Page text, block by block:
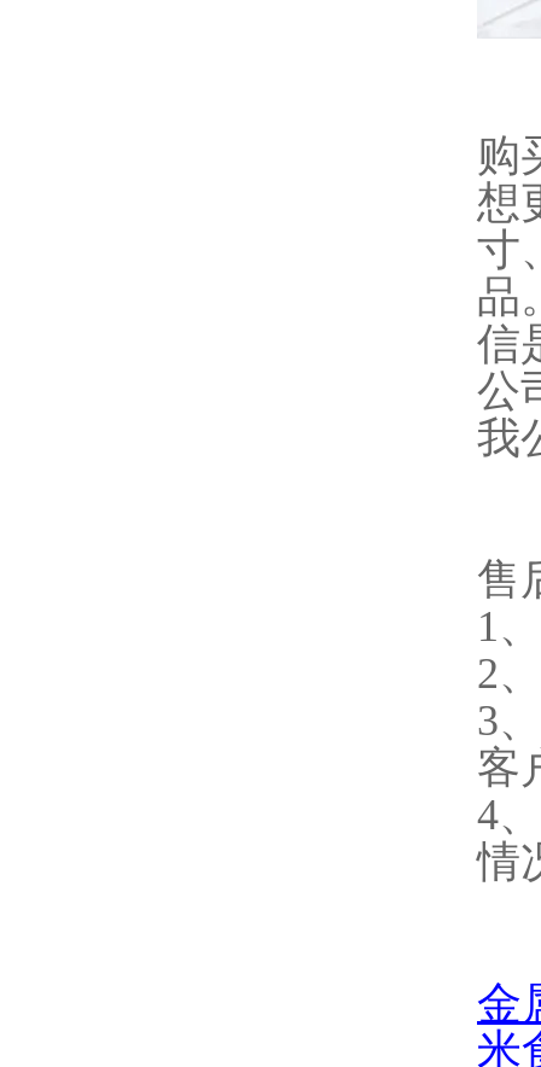
购
想
寸
品
信
公
我
售
1
2
3
客
4
情
金
米